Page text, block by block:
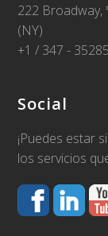
222
(NY)
+1 / 347 -
Social
¡Puedes estar
los servicios